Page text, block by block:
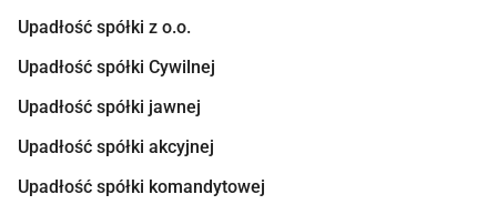
Upadłość spółki z o.o.
Upadłość spółki Cywilnej
Upadłość spółki jawnej
Upadłość spółki akcyjnej
Upadłość spółki komandytowej